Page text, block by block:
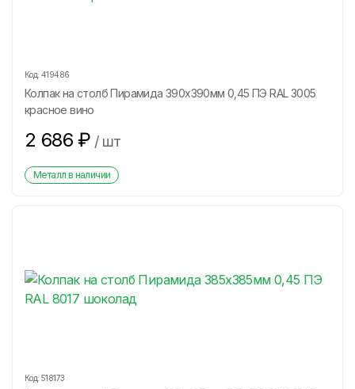
Код: 419486
Колпак на столб Пирамида 390х390мм 0,45 ПЭ RAL 3005
красное вино
2 686 ₽ / шт
Металл в наличии
Код: 518173